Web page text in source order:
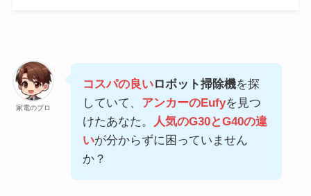
家電のプロ
コスパの良いロボット掃除機を探
していて、 アンカーのEufyを見つ
けたあなた。
人気のG30とG40の違
いが分からずに困っていません
か？